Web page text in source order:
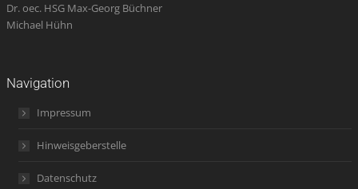
Dr. oec. HSG Max-Georg Büchner
Michael Hühn
Navigation
Impressum
Hinweisgeberstelle
Datenschutz